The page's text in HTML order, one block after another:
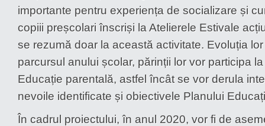
importante pentru experiența de socializare și
copiii preșcolari înscriși la Atelierele Estivale
se rezumă doar la această activitate. Evoluția
parcursul anului școlar, părinții lor vor participa
Educație parentală, astfel încât se vor derula
nevoile identificate și obiectivele Planului
În cadrul proiectului, în anul 2020, vor fi de